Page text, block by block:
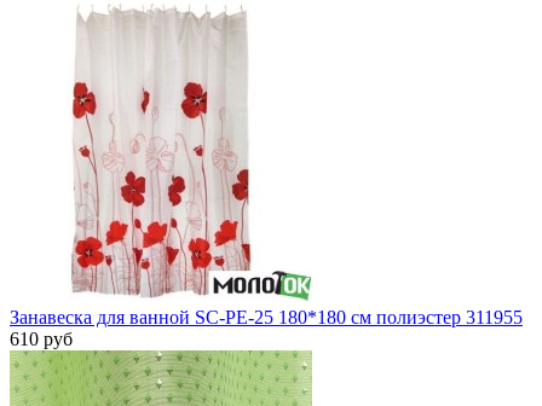
Занавеска для ванной SC-РЕ-25 180*180 см полиэстер 311955
610 руб